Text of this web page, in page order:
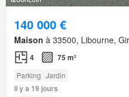
140 000 €
Maison à 33500, Libourne,
4 75 m²
Parking Jardin
Il y a 19 jours